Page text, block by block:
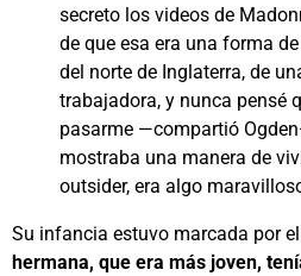
secreto los videos de
de que esa era una forma
del norte de Inglaterra, de
trabajadora, y nunca pensé
pasarme —compartió
mostraba una manera de
outsider, era algo
Su infancia estuvo marcada por
hermana, que era más joven,